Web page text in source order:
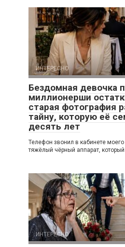
ИНТЕРЕСНО
Бездомная девочка
миллионерши
старая фотография
тайну, которую её
десять лет
Телефон звонил в кабинете
тяжёлый чёрный аппарат, который
ИНТЕРЕСНО